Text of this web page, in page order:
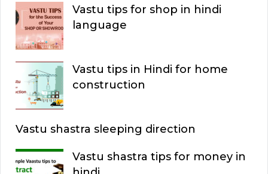
Vastu tips for shop in hindi
language
Vastu tips in Hindi for home
construction
Vastu shastra sleeping direction
Vastu shastra tips for money in